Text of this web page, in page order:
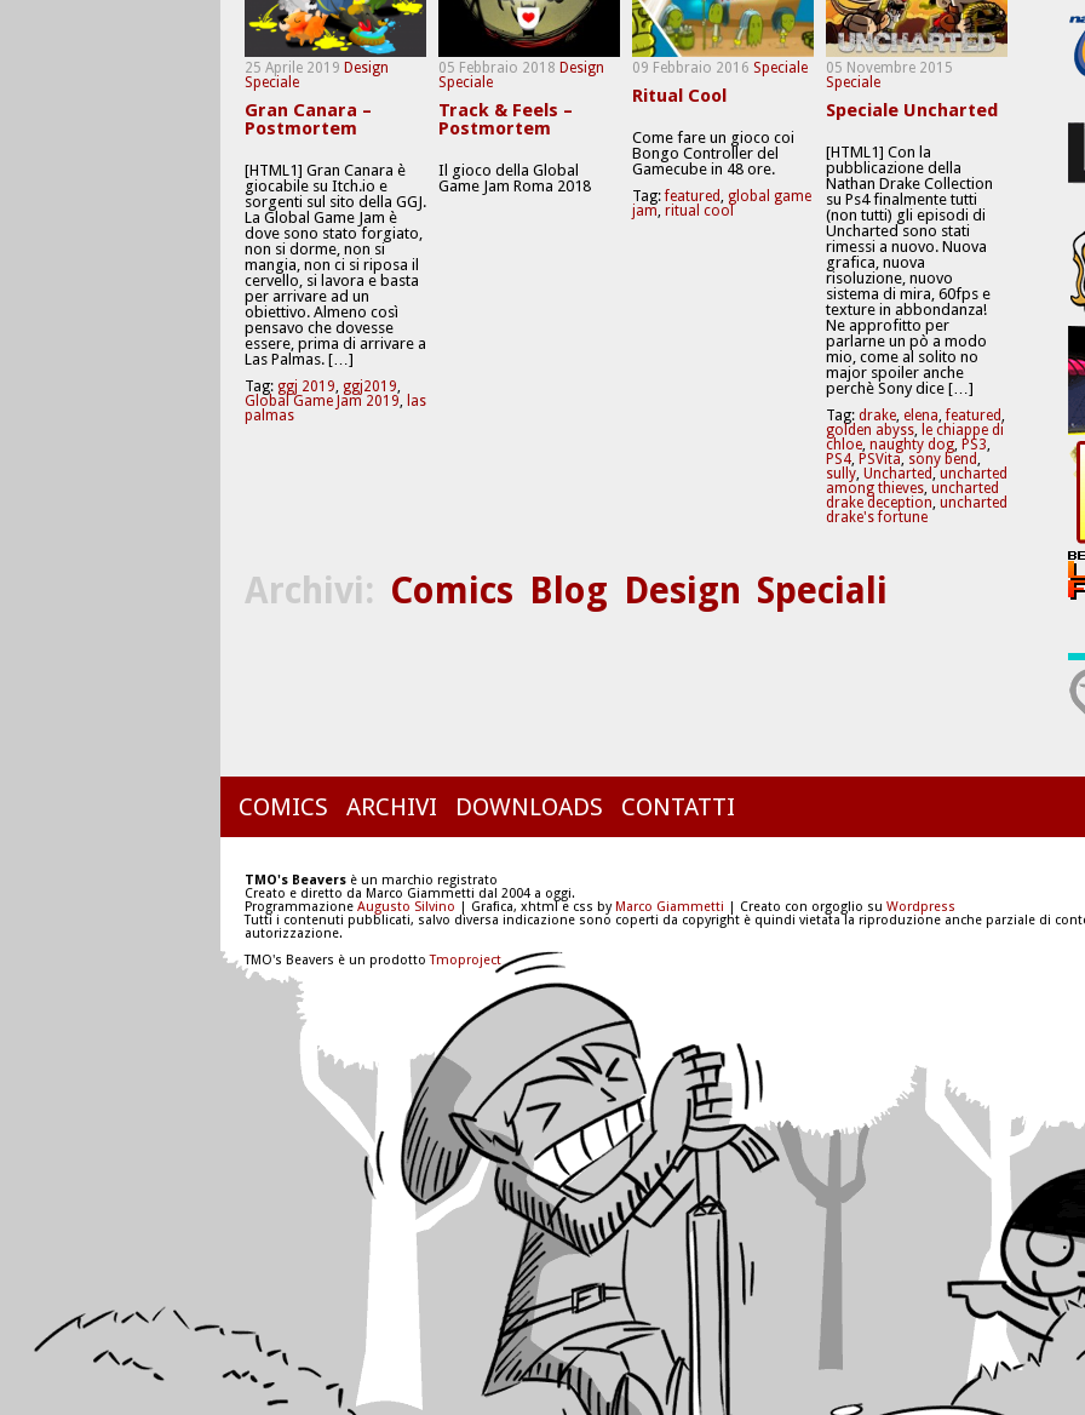
25 Aprile 2019 Design
Speciale
Gran Canara –
Postmortem
[HTML1] Gran Canara è
giocabile su Itch.io e
sorgenti sul sito della GGJ.
La Global Game Jam è
dove sono stato forgiato,
non si dorme, non si
mangia, non ci si riposa il
cervello, si lavora e basta
per arrivare ad un
obiettivo. Almeno così
pensavo che dovesse
essere, prima di arrivare a
Las Palmas. […]
Tag: ggj 2019, ggj2019,
Global Game Jam 2019, las
palmas
05 Febbraio 2018 Design
Speciale
Track & Feels –
Postmortem
Il gioco della Global
Game Jam Roma 2018
09 Febbraio 2016 Speciale
Ritual Cool
Come fare un gioco coi
Bongo Controller del
Gamecube in 48 ore.
Tag:featured, global game
jam, ritual cool
05 Novembre 2015
Speciale
Speciale Uncharted
[HTML1] Con la
pubblicazione della
Nathan Drake Collection
su Ps4 finalmente tutti
(non tutti) gli episodi di
Uncharted sono stati
rimessi a nuovo. Nuova
grafica, nuova
risoluzione, nuovo
sistema di mira, 60fps e
texture in abbondanza!
Ne approfitto per
parlarne un pò a modo
mio, come al solito no
major spoiler anche
perchè Sony dice […]
Tag: drake, elena,featured,
golden abyss, le chiappe di
chloe, naughty dog, PS3,
PS4, PSVita, sony bend,
sully, Uncharted, uncharted
among thieves, uncharted
drake deception, uncharted
drake's fortune
Archivi: Comics Blog Design Speciali
COMICS ARCHIVI DOWNLOADS CONTATTI
TMO's Beavers è un marchio registrato
Creato e diretto da Marco Giammetti dal 2004 a oggi.
Programmazione Augusto Silvino | Grafica, xhtml e css byMarco Giammetti | Creato con orgoglio su Wordpress
Tutti i contenuti pubblicati, salvo diversa indicazione sono coperti da copyright è quindi vietata la riproduzione anche parziale di
autorizzazione.
TMO's Beavers è un prodottoTmoproject